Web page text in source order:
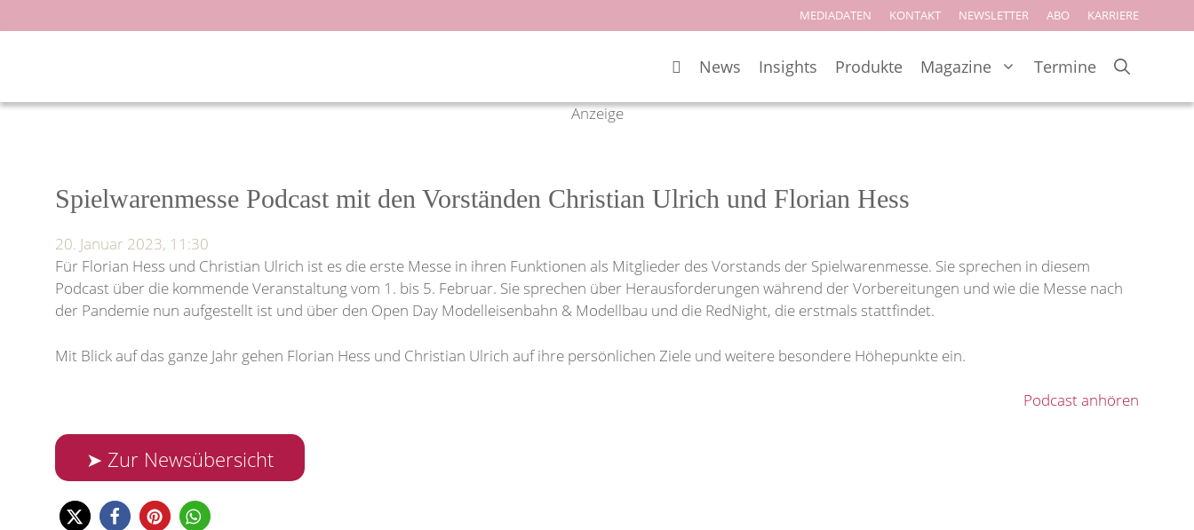
Inhalt
MEDIADATEN KONTAKT NEWSLETTER ABO KARRIERE
News Insights Produkte Magazine Termine
Anzeige
Spielwarenmesse Podcast mit den Vorständen Christian Ulrich und Florian Hess
20. Januar 2023, 11:30
Für Florian Hess und Christian Ulrich ist es die erste Messe in ihren Funktionen als Mitglieder des Vorstands der Spielwarenmesse. Sie sprechen in diesem
Podcast über die kommende Veranstaltung vom 1. bis 5. Februar. Sie sprechen über Herausforderungen während der Vorbereitungen und wie die Messe nach
der Pandemie nun aufgestellt ist und über den Open Day Modelleisenbahn & Modellbau und die RedNight, die erstmals stattfindet.
Mit Blick auf das ganze Jahr gehen Florian Hess und Christian Ulrich auf ihre persönlichen Ziele und weitere besondere Höhepunkte ein.
Podcast anhören
➤ Zur Newsübersicht